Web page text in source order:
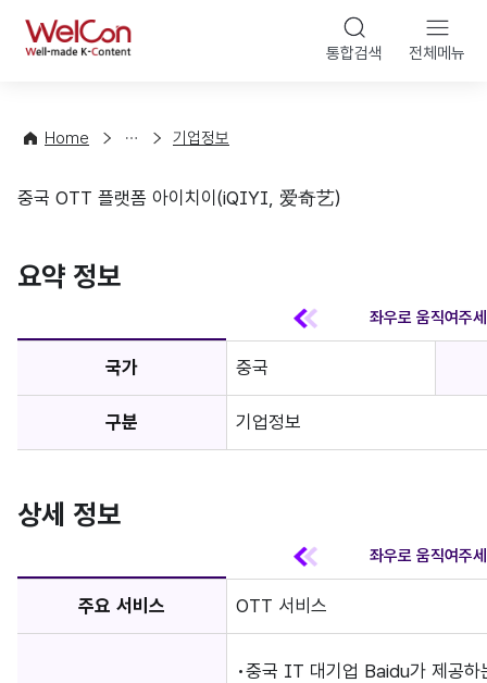
WelCon 통합검색 전체메뉴
Home
컨
팅
해
기
정
기업정보
기업정보
중국 OTT 플랫폼 아이치이(iQIYI, 爱奇艺)
요약 정보
국가 중국
구분 기업정보
상세 정보
주요 서비스 OTT 서비스
중국 IT 대기업 Baidu가 제공